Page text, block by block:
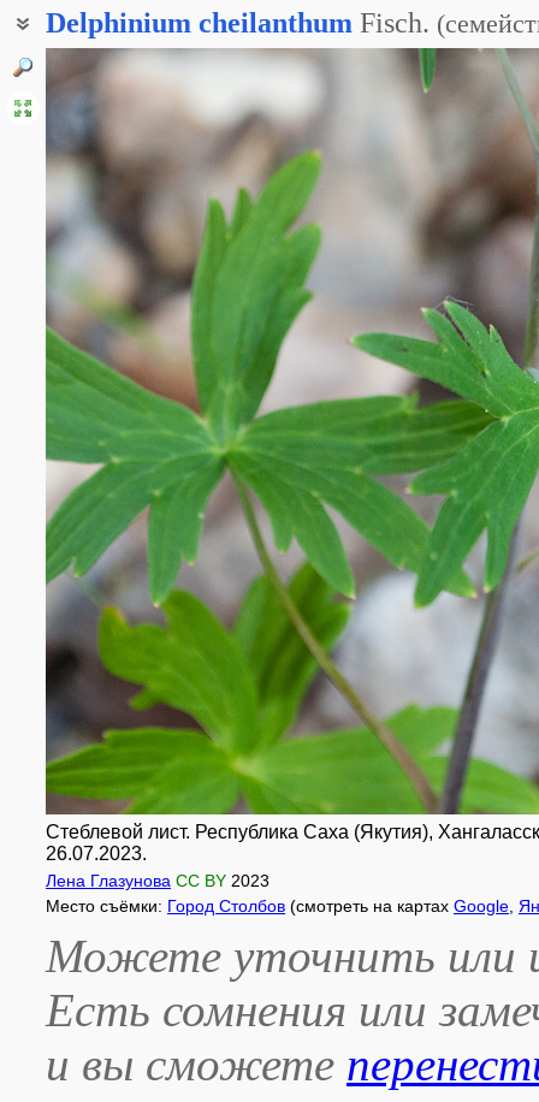
Delphinium cheilanthum Fisch. (
Дельфиниум губоцветный
Живокость губоцветковая
Шпорник губоцветный
Стеблевой лист. Республика Саха (Якутия),
26.07.2023.
Лена Глазунова CC BY 2023
Место съёмки: Город Столбов (смотреть на картах Google
Можете уточнить или
Есть сомнения или
и вы сможете